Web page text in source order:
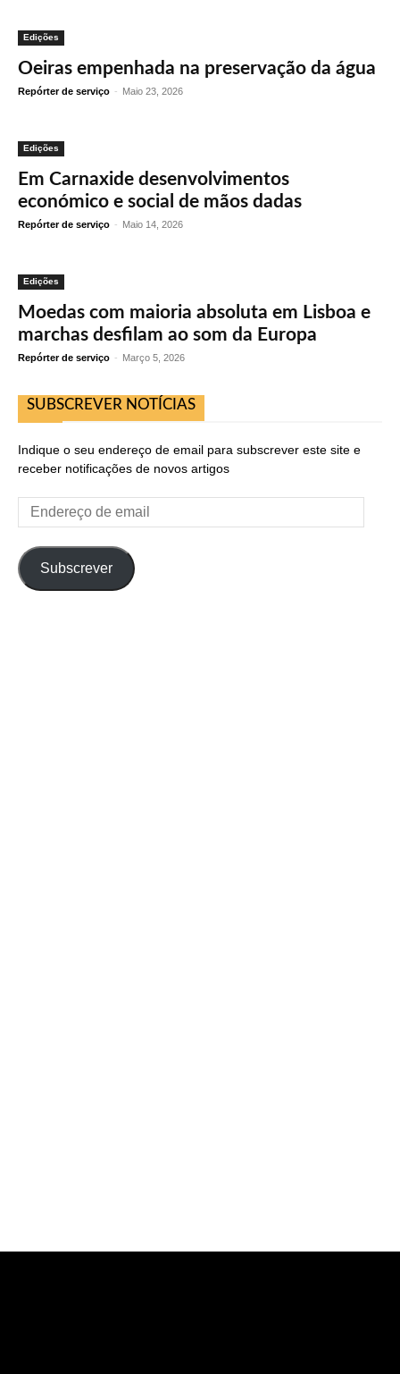
Edições
Oeiras empenhada na preservação da água
Repórter de serviço - Maio 23, 2026
Edições
Em Carnaxide desenvolvimentos
económico e social de mãos dadas
Repórter de serviço - Maio 14, 2026
Edições
Moedas com maioria absoluta em Lisboa e
marchas desfilam ao som da Europa
Repórter de serviço - Março 5, 2026
SUBSCREVER NOTÍCIAS
Indique o seu endereço de email para subscrever este site e
receber notificações de novos artigos
Endereço
de
Subscrever